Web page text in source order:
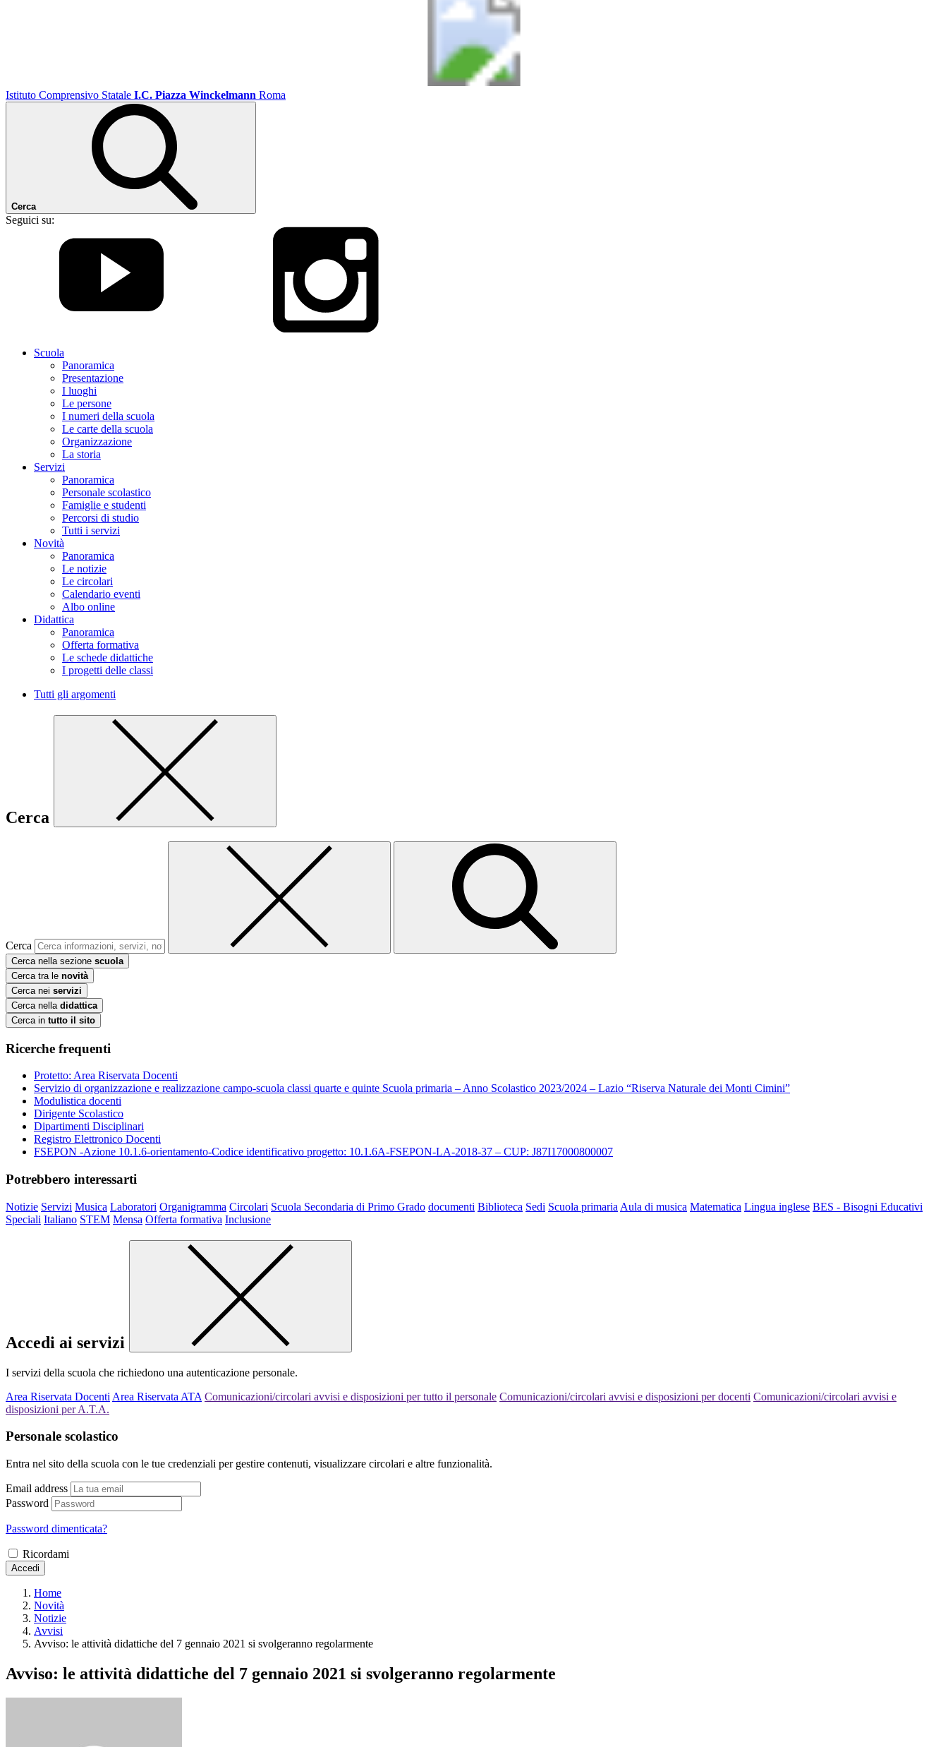
Istituto Comprensivo Statale I.C. Piazza Winckelmann Roma
Cerca
Seguici su:
Scuola
Panoramica
Presentazione
I luoghi
Le persone
I numeri della scuola
Le carte della scuola
Organizzazione
La storia
Servizi
Panoramica
Personale scolastico
Famiglie e studenti
Percorsi di studio
Tutti i servizi
Novità
Panoramica
Le notizie
Le circolari
Calendario eventi
Albo online
Didattica
Panoramica
Offerta formativa
Le schede didattiche
I progetti delle classi
Tutti gli argomenti
Cerca
Cerca
Cerca nella sezione scuola
Cerca tra le novità
Cerca nei servizi
Cerca nella didattica
Cerca in tutto il sito
Ricerche frequenti
Protetto: Area Riservata Docenti
Servizio di organizzazione e realizzazione campo-scuola classi quarte e quinte Scuola primaria – Anno Scolastico 2023/2024 – Lazio “Riserva Naturale dei Monti Cimini”
Modulistica docenti
Dirigente Scolastico
Dipartimenti Disciplinari
Registro Elettronico Docenti
FSEPON -Azione 10.1.6-orientamento-Codice identificativo progetto: 10.1.6A-FSEPON-LA-2018-37 – CUP: J87I17000800007
Potrebbero interessarti
Notizie Servizi Musica Laboratori Organigramma Circolari Scuola Secondaria di Primo Grado documenti Biblioteca Sedi Scuola primaria Aula di musica Matematica Lingua inglese BES - Bisogni Educativi
Speciali Italiano STEM Mensa Offerta formativa Inclusione
Accedi ai servizi
I servizi della scuola che richiedono una autenticazione personale.
Area Riservata Docenti Area Riservata ATA Comunicazioni/circolari avvisi e disposizioni per tutto il personale Comunicazioni/circolari avvisi e disposizioni per docenti Comunicazioni/circolari avvisi e
disposizioni per A.T.A.
Personale scolastico
Entra nel sito della scuola con le tue credenziali per gestire contenuti, visualizzare circolari e altre funzionalità.
Email address
Password
Password dimenticata?
Ricordami
Accedi
Home
Novità
Notizie
Avvisi
Avviso: le attività didattiche del 7 gennaio 2021 si svolgeranno regolarmente
Avviso: le attività didattiche del 7 gennaio 2021 si svolgeranno regolarmente